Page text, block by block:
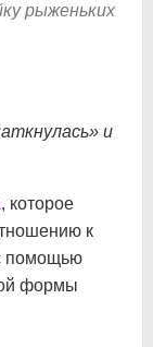
рыженьких
и
, которое
к
помощью
формы